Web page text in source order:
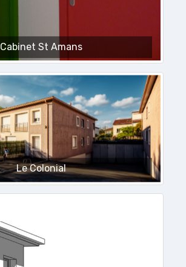
Cabinet St Amans
Le Colonial